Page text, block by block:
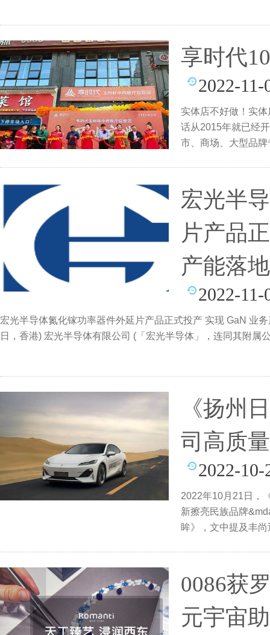
享时代
2022-11-
实体店不好做！实
话从2015年就已经
市、商场、大型品
宏光半
片产品
产能落地
2022-11-
宏光半导体氮化镓功率器件外延片产品正式投产 实现 GaN 业
日，香港) 宏光半导体有限公司 (「宏光半导体」，连同其附属
《扬州
司高质
2022-10-
2022年10月21日，
新擦亮民族品牌
眸》，文中提及丰
0086获
元宇宙